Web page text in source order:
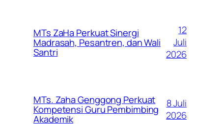
MTs ZaHa Perkuat Sinergi
Madrasah, Pesantren, dan Wali
Santri
12
Juli
2026
MTs. Zaha Genggong Perkuat
Kompetensi Guru Pembimbing
Akademik
8 Juli
2026